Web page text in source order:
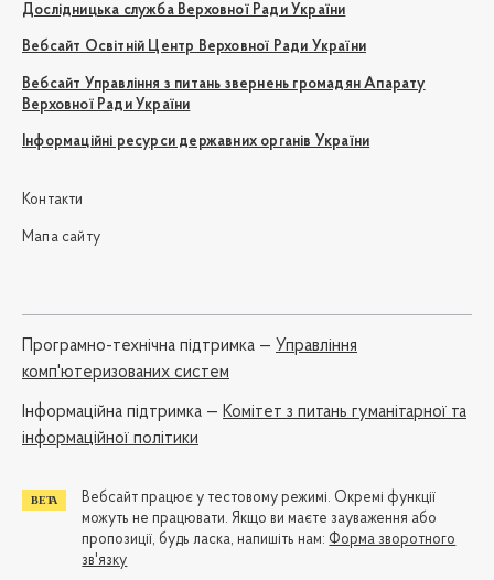
Дослідницька служба Верховної Ради України
Вебсайт Освітній Центр Верховної Ради України
Вебсайт Управління з питань звернень громадян Апарату
Верховної Ради України
Інформаційні ресурси державних органів України
Контакти
Мапа сайту
Програмно-технічна підтримка — Управління
комп'ютеризованих систем
Iнформаційна підтримка — Комітет з питань гуманітарної та
інформаційної політики
Вебсайт працює у тестовому режимі. Окремі функції
можуть не працювати. Якщо ви маєте зауваження або
пропозиції, будь ласка, напишіть нам: Форма зворотного
зв'язку